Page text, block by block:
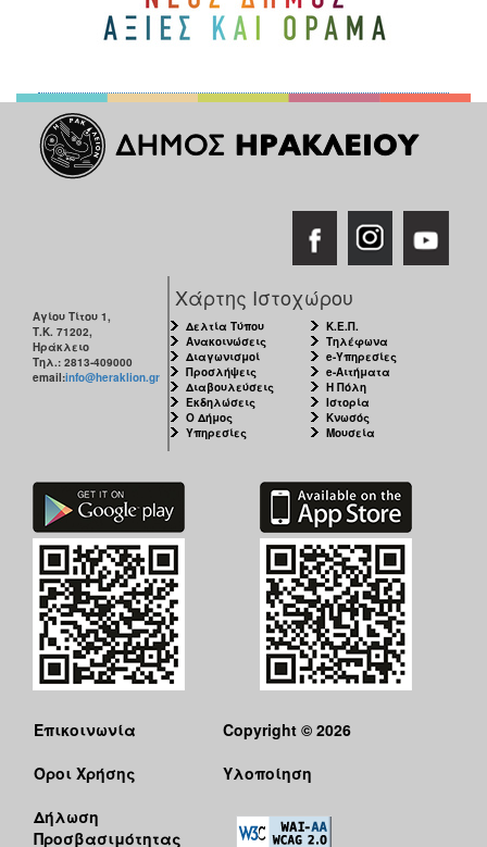
Αγίου Τίτου 1,
Τ.Κ. 71202,
Ηράκλειο
Τηλ.: 2813-409000
email:info@heraklion.gr
Χάρτης Ιστοχώρου
Δελτία Τύπου
Ανακοινώσεις
Διαγωνισμοί
Προσλήψεις
Διαβουλεύσεις
Εκδηλώσεις
Ο Δήμος
Υπηρεσίες
Κ.Ε.Π.
Τηλέφωνα
e-Υπηρεσίες
e-Αιτήματα
Η Πόλη
Ιστορία
Κνωσός
Μουσεία
Επικοινωνία
Όροι Χρήσης
Δήλωση
Προσβασιμότητας
Copyright © 2026
Υλοποίηση